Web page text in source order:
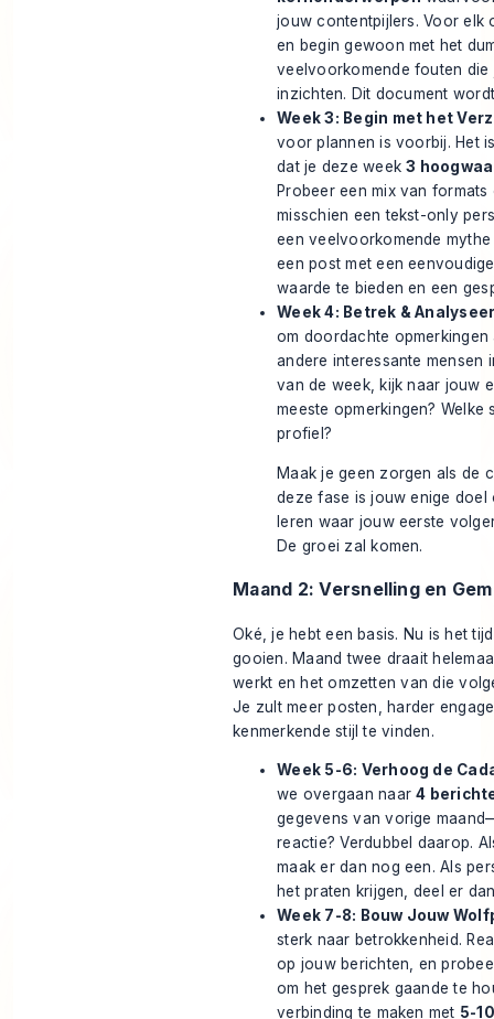
jouw contentpijlers. Voor elk
en begin gewoon met het
veelvoorkomende fouten
inzichten. Dit document
Week 3: Begin met het
voor plannen is voorbij. Het
dat je deze week3
Probeer een mix van
misschien een tekst-only
een veelvoorkomende
een post met een
waarde te bieden en een
Week 4: Betrek &
om doordachte
andere interessante mensen
van de week, kijk naar jouw
meeste opmerkingen?
profiel?
Maak je geen zorgen als de
deze fase is jouw enige
leren waar jouw eerste
De groei zal komen.
Maand 2: Versnelling en
Oké, je hebt een basis. Nu is het
gooien. Maand twee draait
werkt en het omzetten van die
Je zult meer posten, harder
kenmerkende stijl te vinden.
Week 5-6: Verhoog de
we overgaan naar4
gegevens van vorige
reactie? Verdubbel daarop.
maak er dan nog een. Als
het praten krijgen, deel er
Week 7-8: Bouw Jouw
sterk naar betrokkenheid.
op jouw berichten, en
om het gesprek gaande te
verbinding te maken met 5-